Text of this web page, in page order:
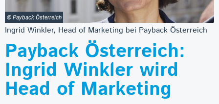
© Payback Österreich
Ingrid Winkler, Head of Marketing bei Payback Österreich
Payback Österreich:
Ingrid Winkler wird
Head of Marketing